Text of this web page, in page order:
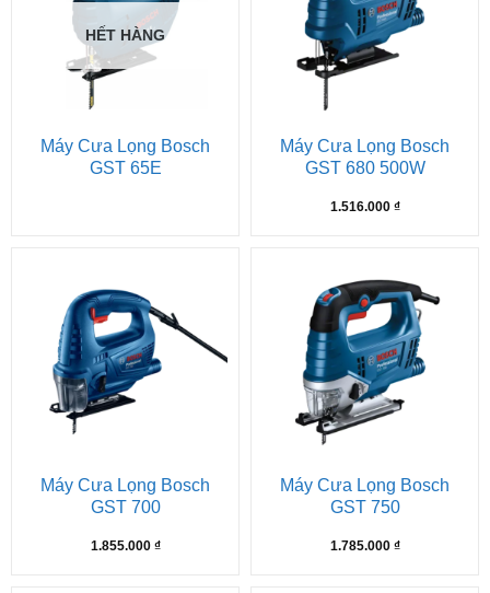
HẾT HÀNG
Máy Cưa Lọng Bosch
GST 65E
Máy Cưa Lọng Bosch
GST 680 500W
1.516.000 ₫
Máy Cưa Lọng Bosch
GST 700
1.855.000 ₫
Máy Cưa Lọng Bosch
GST 750
1.785.000 ₫